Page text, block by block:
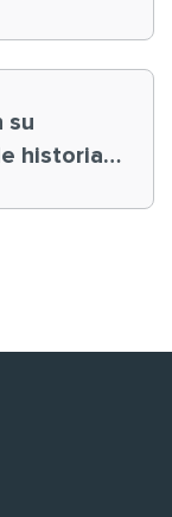
su
historias